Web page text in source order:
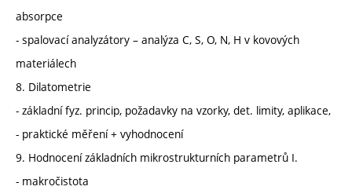
absorpce
- spalovací analyzátory – analýza C, S, O, N, H v kovových
materiálech
8. Dilatometrie
- základní fyz. princip, požadavky na vzorky, det. limity, aplikace,
- praktické měření + vyhodnocení
9. Hodnocení základních mikrostrukturních parametrů I.
- makročistota